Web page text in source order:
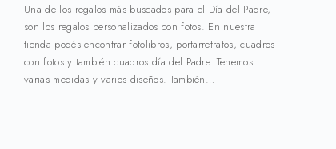
Una de los regalos más buscados para el Día del Padre,
son los regalos personalizados con fotos. En nuestra
tienda podés encontrar fotolibros, portarretratos, cuadros
con fotos y también cuadros día del Padre. Tenemos
varias medidas y varios diseños. También…